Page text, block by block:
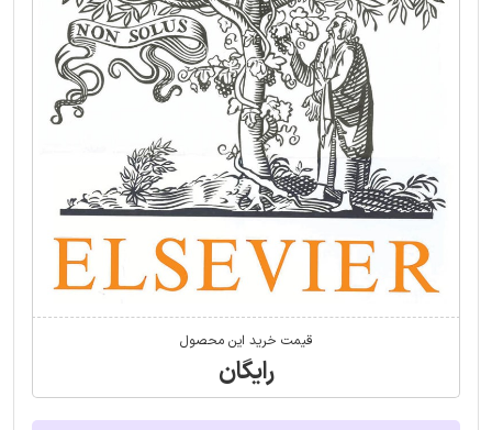
قیمت خرید این محصول
رایگان